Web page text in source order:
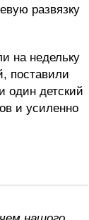
развязку
на недельку
поставили
один детский
и усиленно